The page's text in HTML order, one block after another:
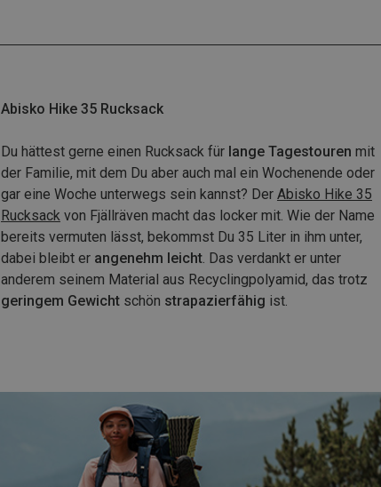
Abisko Hike 35 Rucksack
Du hättest gerne einen Rucksack für lange Tagestouren mit
der Familie, mit dem Du aber auch mal ein Wochenende oder
gar eine Woche unterwegs sein kannst? Der Abisko Hike 35
Rucksackvon Fjällräven macht das locker mit. Wie der Name
bereits vermuten lässt, bekommst Du 35 Liter in ihm unter,
dabei bleibt er angenehm leicht. Das verdankt er unter
anderem seinem Material aus Recyclingpolyamid, das trotz
geringem Gewichtschön strapazierfähig ist.